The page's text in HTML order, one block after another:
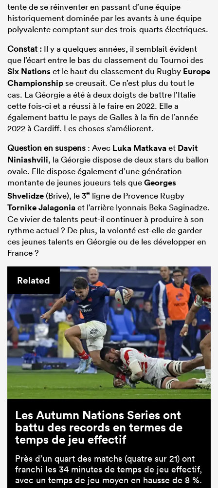
tente de se réinventer en passant d’une équipe
historiquement dominée par les avants à une équipe
polyvalente comptant sur des trois-quarts électriques.
Constat : Il y a quelques années, il semblait évident
que l’écart entre le bas du classement du Tournoi des
Six Nationset le haut du classement du Rugby Europe
Championshipse creusait. Ce n’est plus du tout le
cas. La Géorgie a été à deux doigts de battre l’Italie
cette fois-ci et a réussi à le faire en 2022. Elle a
également battu le pays de Galles à la fin de l’année
2022 à Cardiff. Les choses s’améliorent.
Question en suspens : Avec Luka Matkavaet Davit
Niniashvili, la Géorgie dispose de deux stars du ballon
ovale. Elle dispose également d’une génération
montante de jeunes joueurs tels queGeorges
Shvelidze (Brive), le 3e ligne de Provence Rugby
Tornike Jalagoniaet l’arrière lyonnais Beka Saginadze.
Ce vivier de talents peut-il continuer à produire à son
rythme actuel ? De plus, la volonté est-elle de garder
ces jeunes talents en Géorgie ou de les développer en
France ?
Related
Les Autumn Nations Series ont
battu des records en termes de
temps de jeu effectif
Près d’un quart des matchs (quatre sur 21) ont
franchi les 34 minutes de temps de jeu effectif,
avec un temps de jeu moyen en hausse de 8 %.